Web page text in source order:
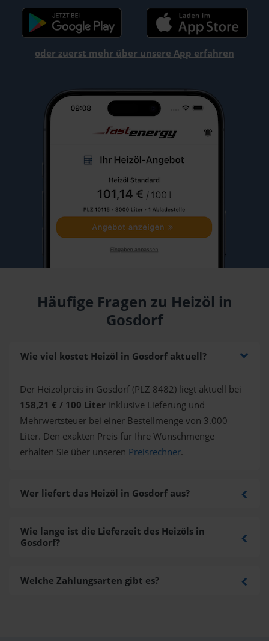
oder zuerst mehr über unsere App erfahren
Häufige Fragen zu Heizöl in
Gosdorf
Wie viel kostet Heizöl in Gosdorf aktuell?
Der Heizölpreis in Gosdorf (PLZ 8482) liegt aktuell bei
158,21 € / 100 Liter inklusive Lieferung und
Mehrwertsteuer bei einer Bestellmenge von 3.000
Liter. Den exakten Preis für Ihre Wunschmenge
erhalten Sie über unseren Preisrechner.
Wer liefert das Heizöl in Gosdorf aus?
Wie lange ist die Lieferzeit des Heizöls in
Gosdorf?
Welche Zahlungsarten gibt es?